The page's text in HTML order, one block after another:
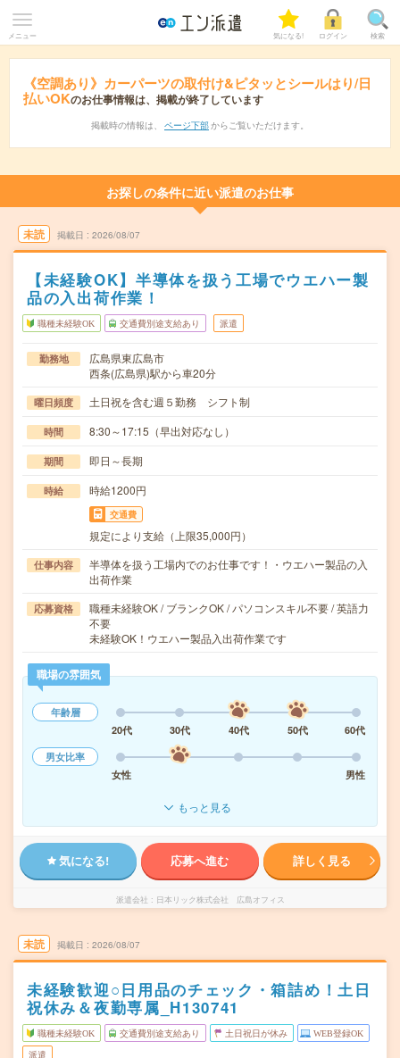
メニュー 気になる! ログイン 検索
《空調あり》カーパーツの取付け&ピタッとシールはり/日
払いOKのお仕事情報は、掲載が終了しています
掲載時の情報は、 ページ下部 からご覧いただけます。
お探しの条件に近い派遣のお仕事
未読 掲載日 2026/08/07
【未経験OK】半導体を扱う工場でウエハー製
品の入出荷作業！
職種未経験OK 交通費別途支給あり 派遣
勤務地
広島県東広島市
西条(広島県)駅から車20分
曜日頻度 土日祝を含む週５勤務 シフト制
時間 8:30～17:15（早出対応なし）
期間 即日～長期
時給 時給1200円
交通費
規定により支給（上限35,000円）
仕事内容
半導体を扱う工場内でのお仕事です！・ウエハー製品の入
出荷作業
応募資格
職種未経験OK / ブランクOK / パソコンスキル不要 / 英語力
不要
未経験OK！ウエハー製品入出荷作業です
職場の雰囲気
年齢層
20代
30代 40代 50代
60代
男女比率
女性
男性
もっと見る
気になる! 応募へ進む 詳しく見る
派遣会社 日本リック株式会社 広島オフィス
未読 掲載日 2026/08/07
未経験歓迎○日用品のチェック・箱詰め！土日
祝休み＆夜勤専属_H130741
職種未経験OK 交通費別途支給あり 土日祝日が休み WEB登録OK
派遣